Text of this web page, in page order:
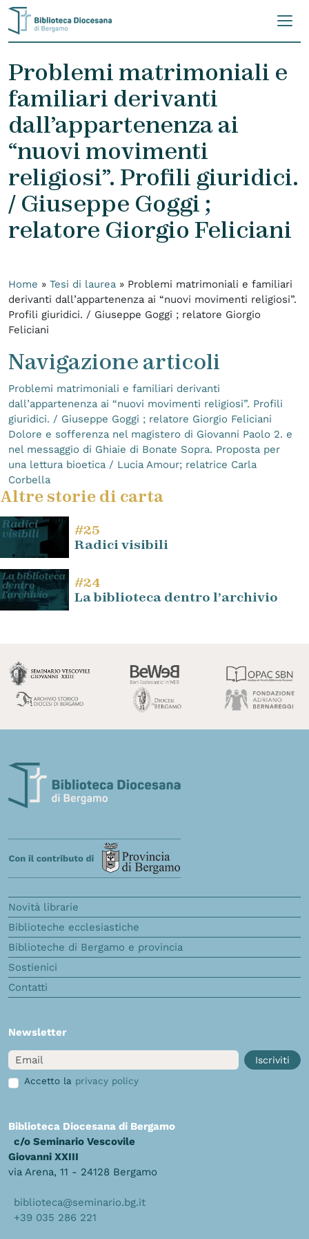
Skip to content
Problemi matrimoniali e
familiari derivanti
dall’appartenenza ai
“nuovi movimenti
religiosi”. Profili giuridici.
/ Giuseppe Goggi ;
relatore Giorgio Feliciani
Home » Tesi di laurea » Problemi matrimoniali e familiari
derivanti dall’appartenenza ai “nuovi movimenti religiosi”.
Profili giuridici. / Giuseppe Goggi ; relatore Giorgio
Feliciani
Navigazione articoli
Problemi matrimoniali e familiari derivanti
dall’appartenenza ai “nuovi movimenti religiosi”. Profili
giuridici. / Giuseppe Goggi ; relatore Giorgio Feliciani
Dolore e sofferenza nel magistero di Giovanni Paolo 2. e
nel messaggio di Ghiaie di Bonate Sopra. Proposta per
una lettura bioetica / Lucia Amour; relatrice Carla
Corbella
Altre storie di carta
#25
Radici visibili
#24
La biblioteca dentro l’archivio
Novità librarie
Biblioteche ecclesiastiche
Biblioteche di Bergamo e provincia
Sostienici
Contatti
Newsletter
Email
Iscriviti
Accetto la privacy policy
Biblioteca Diocesana di Bergamo
c/o Seminario Vescovile
Giovanni XXIII
via Arena, 11 - 24128 Bergamo
biblioteca@seminario.bg.it
+39 035 286 221